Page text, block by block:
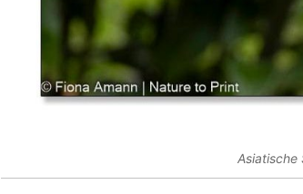
Asiatische